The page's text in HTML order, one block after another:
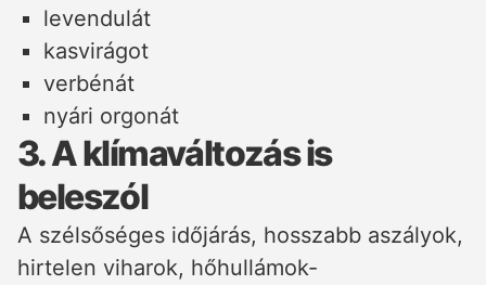
levendulát
kasvirágot
verbénát
nyári orgonát
3. A klímaváltozás is
beleszól
A szélsőséges időjárás, hosszabb aszályok,
hirtelen viharok, hőhullámok-